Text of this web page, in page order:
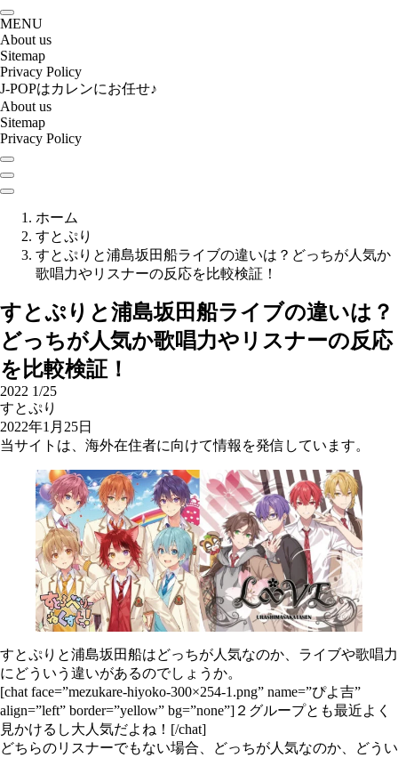
MENU
About us
Sitemap
Privacy Policy
J-POPはカレンにお任せ♪
About us
Sitemap
Privacy Policy
ホーム
すとぷり
すとぷりと浦島坂田船ライブの違いは？どっちが人気か
歌唱力やリスナーの反応を比較検証！
すとぷりと浦島坂田船ライブの違いは？
どっちが人気か歌唱力やリスナーの反応
を比較検証！
2022 1/25
すとぷり
2022年1月25日
当サイトは、海外在住者に向けて情報を発信しています。
すとぷりと浦島坂田船はどっちが人気なのか、ライブや歌唱力
にどういう違いがあるのでしょうか。
[chat face=”mezukare-hiyoko-300×254-1.png” name=”ぴよ吉”
align=”left” border=”yellow” bg=”none”]２グループとも最近よく
見かけるし大人気だよね！[/chat]
どちらのリスナーでもない場合、どっちが人気なのか、どうい